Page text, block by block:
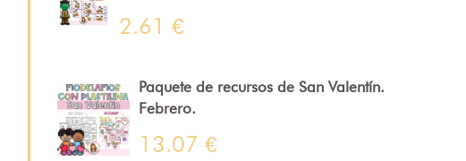
2.61 €
Paquete de recursos de San Valentín.
Febrero.
13.07 €